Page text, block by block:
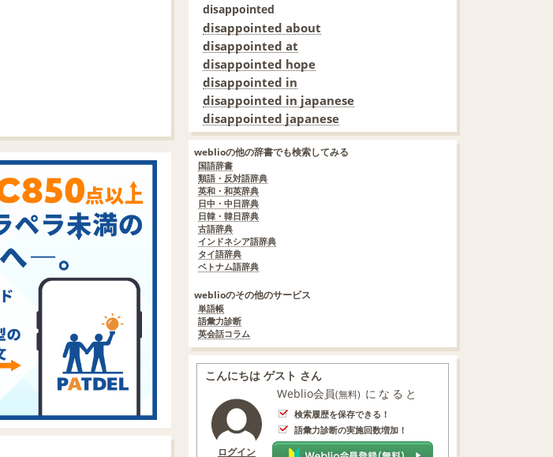
disappointed
disappointed about
disappointed at
disappointed hope
disappointed in
disappointed in japanese
disappointed japanese
weblioの他の辞書でも検索してみる
国語辞書
類語・反対語辞典
英和・和英辞典
日中・中日辞典
日韓・韓日辞典
古語辞典
インドネシア語辞典
タイ語辞典
ベトナム語辞典
weblioのその他のサービス
単語帳
語彙力診断
英会話コラム
こんにちは ゲスト さん
ログイン
Weblio会員(無料) になると
検索履歴を保存できる！
語彙力診断の実施回数増加！